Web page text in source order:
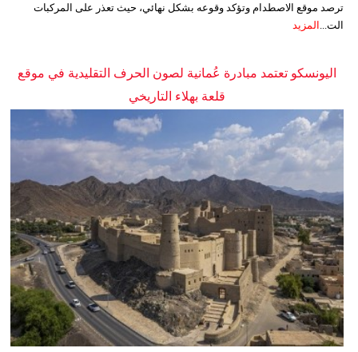
ترصد موقع الاصطدام وتؤكد وقوعه بشكل نهائي، حيث تعذر على المركبات
الت... المزيد
اليونسكو تعتمد مبادرة عُمانية لصون الحرف التقليدية في موقع
قلعة بهلاء التاريخي